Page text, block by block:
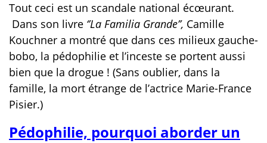
Tout ceci est un scandale national écœurant.
Dans son livre ‘’La Familia Grande’’, Camille
Kouchner a montré que dans ces milieux gauche-
bobo, la pédophilie et l’inceste se portent aussi
bien que la drogue ! (Sans oublier, dans la
famille, la mort étrange de l’actrice Marie-France
Pisier.)
Pédophilie, pourquoi aborder un